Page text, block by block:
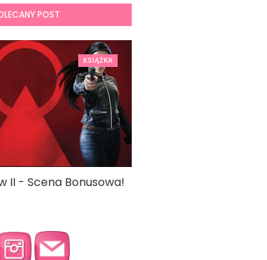
POST
KSIĄŻKA
II - Scena Bonusowa!